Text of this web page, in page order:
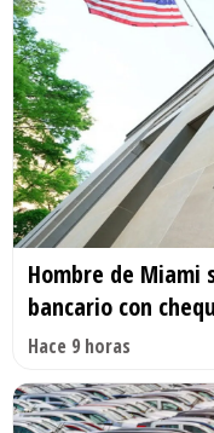
Hombre de Miami
bancario con
Hace 9 horas